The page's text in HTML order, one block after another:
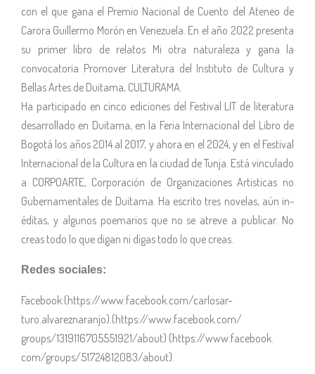
con el que gana el Premio Nacional de Cuento del Ateneo de
Carora Guillermo Morón en Venezuela. En el año 2022 presenta
su primer libro de relatos Mi otra naturaleza y gana la
convocatoria Promover Literatura del Instituto de Cultura y
Bellas Artes de Duitama, CULTURAMA.
Ha participado en cinco ediciones del Festival LIT de literatura
desarrollado en Duitama, en la Feria Internacional del Libro de
Bogotá los años 2014 al 2017, y ahora en el 2024, y en el Festival
Internacional de la Cultura en la ciudad de Tunja. Está vinculado
a CORPOARTE, Corporación de Organizaciones Artísticas no
Gubernamentales de Duitama. Ha escrito tres novelas, aún in-
éditas, y algunos poemarios que no se atreve a publicar. No
creas todo lo que digan ni digas todo lo que creas.
Redes sociales:
Facebook:(https://www.facebook.com/carlosar-
turo.alvareznaranjo).(https://www.facebook.com/
groups/1319116705551921/about) (https://www.facebook.
com/groups/51724812083/about).